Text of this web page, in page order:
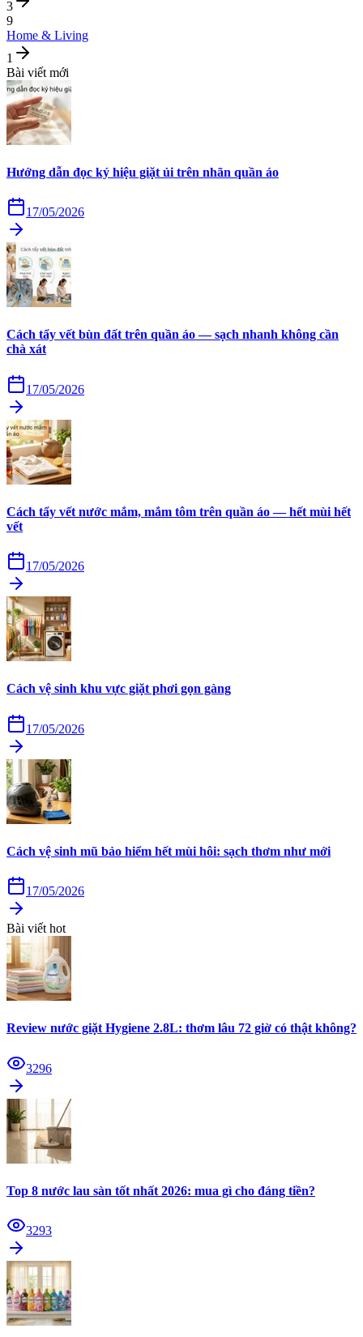
3
9
Home & Living
1
Bài viết mới
Hướng dẫn đọc ký hiệu giặt ủi trên nhãn quần áo
17/05/2026
Cách tẩy vết bùn đất trên quần áo — sạch nhanh không cần
chà xát
17/05/2026
Cách tẩy vết nước mắm, mắm tôm trên quần áo — hết mùi hết
vết
17/05/2026
Cách vệ sinh khu vực giặt phơi gọn gàng
17/05/2026
Cách vệ sinh mũ bảo hiểm hết mùi hôi: sạch thơm như mới
17/05/2026
Bài viết hot
Review nước giặt Hygiene 2.8L: thơm lâu 72 giờ có thật không?
3296
Top 8 nước lau sàn tốt nhất 2026: mua gì cho đáng tiền?
3293